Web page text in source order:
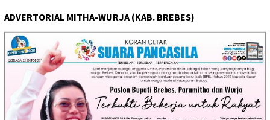
ADVERTORIAL MITHA-WURJA (KAB. BREBES)